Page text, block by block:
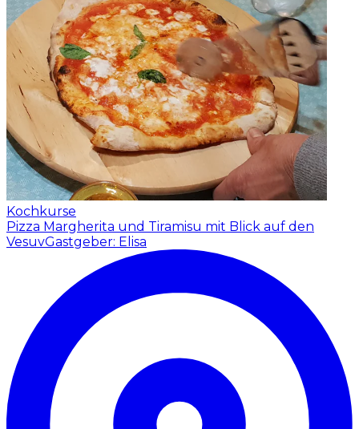
Kochkurse
Pizza Margherita und Tiramisu mit Blick auf den
VesuvGastgeber: Elisa